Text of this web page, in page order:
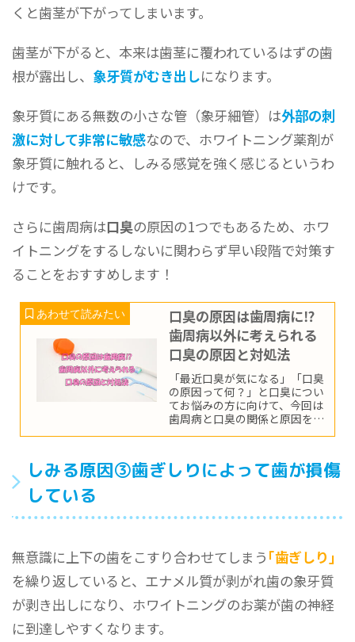
くと歯茎が下がってしまいます。
歯茎が下がると、本来は歯茎に覆われているはずの歯
根が露出し、 象牙質がむき出しになります。
象牙質にある無数の小さな管（象牙細管）は外部の刺
激に対して非常に敏感なので、ホワイトニング薬剤が
象牙質に触れると、しみる感覚を強く感じるというわ
けです。
さらに歯周病は口臭の原因の1つでもあるため、ホワ
イトニングをするしないに関わらず早い段階で対策す
ることをおすすめします！
口臭の原因は歯周病に⁉
歯周病以外に考えられる
口臭の原因と対処法
「最近口臭が気になる」「口臭
の原因って何？」と口臭につい
てお悩みの方に向けて、今回は
歯周病と口臭の関係と原因を始
しみる原因③歯ぎしりによって歯が損傷
している
無意識に上下の歯をこすり合わせてしまう ｢歯ぎしり｣
を繰り返していると、エナメル質が剥がれ歯の象牙質
が剥き出しになり、ホワイトニングのお薬が歯の神経
に到達しやすくなります。